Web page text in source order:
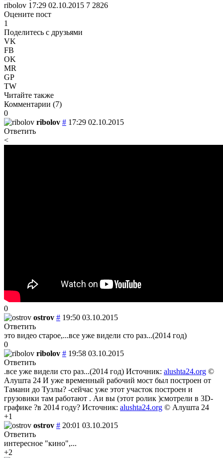
ribolov 17:29 02.10.2015 7 2826
Оцените пост
1
Поделитесь с друзьями
VK
FB
OK
MR
GP
TW
Читайте также
Комментарии (7)
0
ribolov # 17:29 02.10.2015
Ответить
<
0
ostrov # 19:50 03.10.2015
Ответить
это видео старое,...все уже видели сто раз...(2014 год)
0
ribolov # 19:58 03.10.2015
Ответить
.все уже видели сто раз...(2014 год) Источник: alushta24.org ©
Алушта 24 И уже временный рабочий мост был построен от
Тамани до Тузлы? -сейчас уже этот участок построен и
грузовики там работают . Аи вы (этот ролик )смотрели в 3D-
графике ?в 2014 году? Источник: alushta24.org © Алушта 24
+1
ostrov # 20:01 03.10.2015
Ответить
интересное "кино",...
+2